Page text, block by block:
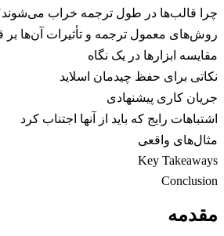
چرا قالب‌ها در طول ترجمه خراب
روش‌های معمول ترجمه و تأثیرات آن‌ها بر
مقایسه ابزارها در یک نگاه
نکاتی برای حفظ چیدمان اسلاید
جریان کاری پیشنهادی
اشتباهات رایج که باید از آنها اجتناب کرد
مثال‌های واقعی
Key Takeaways
Conclusion
مقدمه